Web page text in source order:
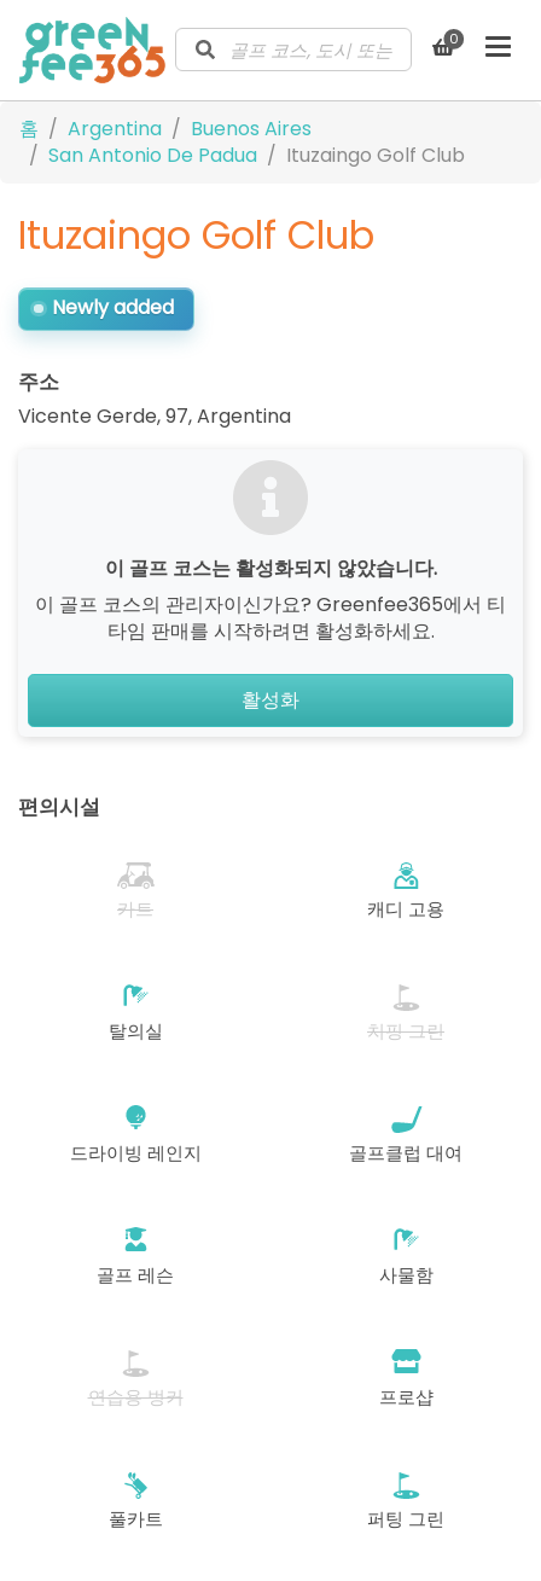
0
홈 Argentina
Buenos Aires
San Antonio De Padua
Ituzaingo Golf Club
Ituzaingo Golf Club
Newly added
주소
Vicente Gerde, 97,Argentina
이 골프 코스는 활성화되지 않았습니다.
이 골프 코스의 관리자이신가요? Greenfee365에서 티
타임 판매를 시작하려면 활성화하세요.
활성화
편의시설
카트 캐디 고용
탈의실 치핑 그린
드라이빙 레인지 골프클럽 대여
골프 레슨 사물함
연습용 벙커 프로샵
풀카트 퍼팅 그린